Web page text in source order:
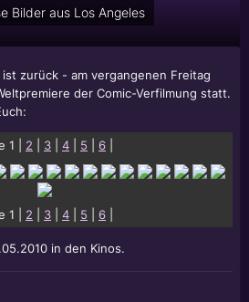
Bilder aus Los Angeles
zurück - am vergangenen Freitag
der Comic-Verfilmung statt.
1 | 2 3 4 5 6
1 | 2 3 4 5 6
in den Kinos.